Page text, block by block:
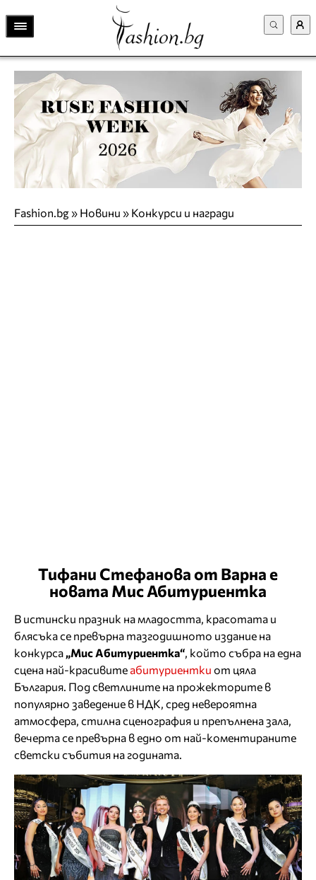
Fashion.bg» Новини » Конкурси и награди
Тифани Стефанова от Варна е
новата Мис Абитуриентка
В истински празник на младостта, красотата и
блясъка се превърна тазгодишното издание на
конкурса „Мис Абитуриентка“ , който събра на една
сцена най-красивите абитуриентки от цяла
България. Под светлините на прожекторите в
популярно заведение в НДК, сред невероятна
атмосфера, стилна сценография и препълнена зала,
вечерта се превърна в едно от най-коментираните
светски събития на годината.